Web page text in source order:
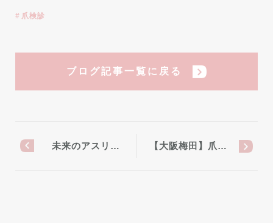
爪検診
ブログ記事一覧に戻る
未来のアスリ… 【大阪梅田】爪…